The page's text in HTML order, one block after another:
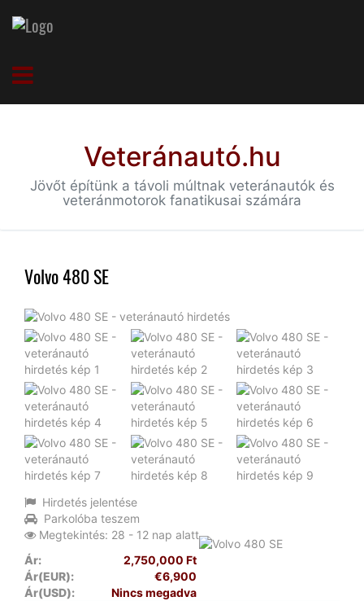
Veteránautó.hu
Jövőt építünk a távoli múltnak veteránautók és
veteránmotorok fanatikusai számára
Volvo 480 SE
Hirdetés jelentése
Parkolóba teszem
Megtekintés: 28 - 12 nap alatt
Ár:
2,750,000 Ft
Ár(EUR):
€6,900
Ár(USD):
Nincs megadva